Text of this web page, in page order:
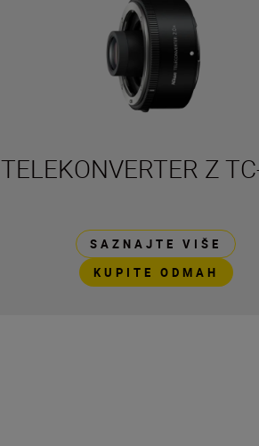
TELEKONVERTER Z
SAZNAJTE VIŠE
KUPITE ODMAH